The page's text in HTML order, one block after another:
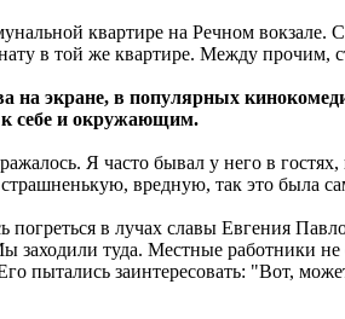
квартире на Речном вокзале.
в той же квартире. Между прочим,
на экране, в популярных
себе и окружающим.
Я часто бывал у него в
вредную, так это была
погреться в лучах славы Евгения
заходили туда. Местные работники
пытались заинтересовать: "Вот,